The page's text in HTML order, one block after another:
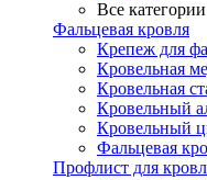
Все
Фальцевая кровля
Крепеж для
Кровельная
Кровельная
Кровельный
Кровельный
Фальцевая
Профлист для